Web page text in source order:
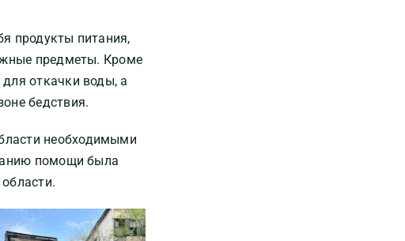
продукты питания,
предметы. Кроме
откачки воды, а
бедствия.
необходимыми
помощи была